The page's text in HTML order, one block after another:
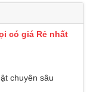
có giá Rẻ nhất
chuyên sâu